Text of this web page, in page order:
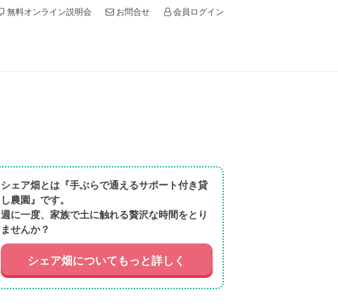
無料オンライン説明会 お問合せ 会員ログイン
シェア畑とは『手ぶらで通えるサポート付き貸
し農園』です。
週に一度、家族で土に触れる贅沢な時間をとり
ませんか？
シェア畑についてもっと詳しく